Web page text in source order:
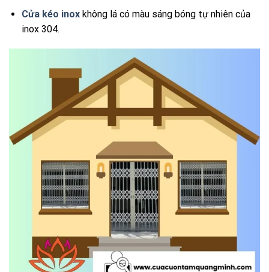
Cửa kéo inox không lá có màu sáng bóng tự nhiên của
inox 304.